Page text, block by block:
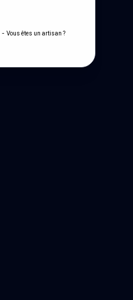
- Vous êtes un artisan ?